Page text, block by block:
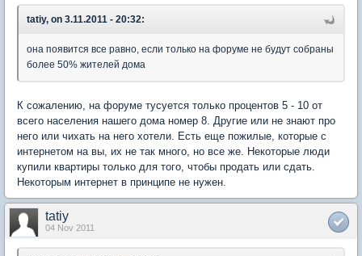
tatiy, on 3.11.2011 - 20:32:
она появится все равно, если только на форуме не будут собраны
более 50% жителей дома
К сожалению, на форуме тусуется только процентов 5 - 10 от
всего населения нашего дома номер 8. Другие или не знают про
него или чихать на него хотели. Есть еще пожилые, которые с
интернетом на вы, их не так много, но все же. Некоторые люди
купили квартиры только для того, чтобы продать или сдать.
Некоторым интернет в принципе не нужен.
tatiy
04 Nov 2011